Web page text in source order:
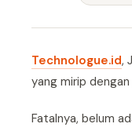
Technologue.id,
yang mirip
Fatalnya, belum